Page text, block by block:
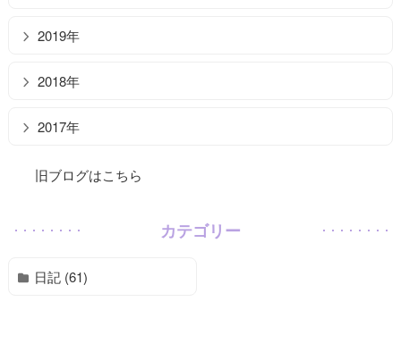
2019年
2018年
2017年
旧ブログはこちら
カテゴリー
日記 (61)